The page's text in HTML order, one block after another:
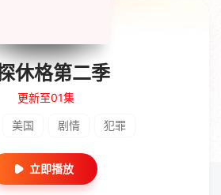
休格第二季
更新至01集
美国 剧情 犯罪
立即播放